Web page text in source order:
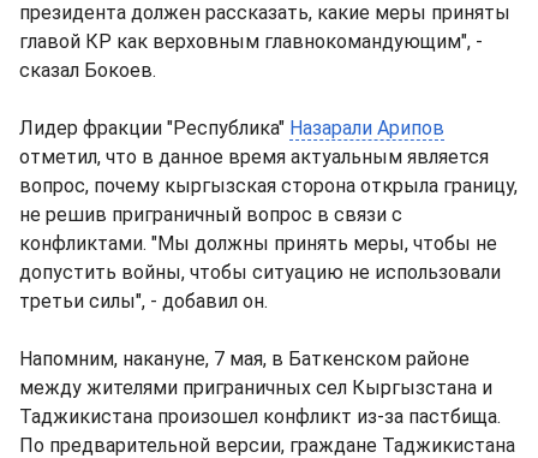
президента должен рассказать, какие меры приняты
главой КР как верховным главнокомандующим", -
сказал Бокоев.
Лидер фракции "Республика" Назарали Арипов
отметил, что в данное время актуальным является
вопрос, почему кыргызская сторона открыла границу,
не решив приграничный вопрос в связи с
конфликтами. "Мы должны принять меры, чтобы не
допустить войны, чтобы ситуацию не использовали
третьи силы", - добавил он.
Напомним, накануне, 7 мая, в Баткенском районе
между жителями приграничных сел Кыргызстана и
Таджикистана произошел конфликт из-за пастбища.
По предварительной версии, граждане Таджикистана